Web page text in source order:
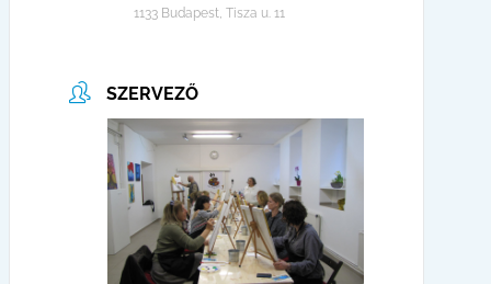
1133 Budapest, Tisza u. 11
SZERVEZŐ